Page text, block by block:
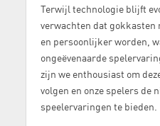
Terwijl technologie blijft
verwachten dat gokkasten
en persoonlijker worden,
ongeëvenaarde
zijn we enthousiast om
volgen en onze spelers de
speelervaringen te bieden.